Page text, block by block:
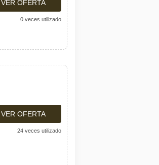
VER OFERTA
0 veces utilizado
VER OFERTA
24 veces utilizado